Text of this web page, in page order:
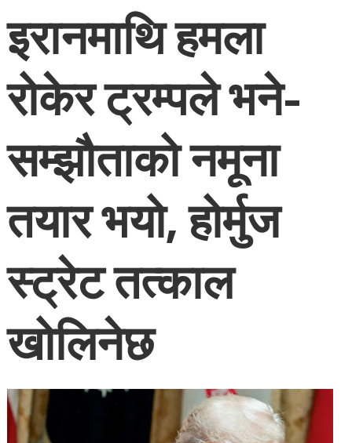
इरानमाथि हमला
रोकेर ट्रम्पले भने-
सम्झौताको नमूना
तयार भयो, होर्मुज
स्ट्रेट तत्काल
खोलिनेछ